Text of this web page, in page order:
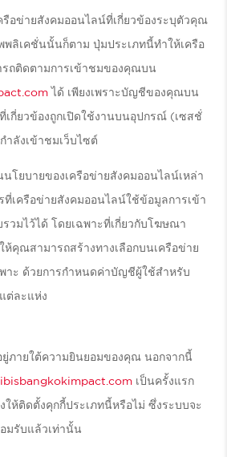
รือข่ายสังคมออนไลน์ที่เกี่ยวข้องระบุตัวคุณ
ลิเคชั่นนั้นก็ตาม ปุ่มประเภทนี้ทำให้เครือ
ถติดตามการเข้าชมของคุณบน
ได้ เพียงเพราะบัญชีของคุณบน
เกี่ยวข้องถูกเปิดใช้งานบนอุปกรณ์ (เซสชั่
ลังเข้าชมเว็บไซต์
โยบายของเครือข่ายสังคมออนไลน์เหล่า
เครือข่ายสังคมออนไลน์ใช้ข้อมูลการเข้า
วมไว้ได้ โดยเฉพาะที่เกี่ยวกับโฆษณา
ห้คุณสามารถสร้างทางเลือกบนเครือข่าย
าะ ด้วยการกำหนดค่าบัญชีผู้ใช้สำหรับ
ต่ละแห่ง
ยู่ภายใต้ความยินยอมของคุณ นอกจากนี้
เป็นครั้งแรก
ห้ติดตั้งคุกกี้ประเภทนี้หรือไม่ ซึ่งระบบจะ
มรับแล้วเท่านั้น